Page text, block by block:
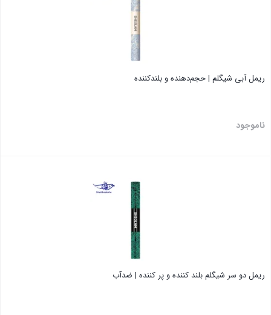
ریمل آبی شیگلم | حجم‌دهنده و بلندکننده
ناموجود
ریمل دو سر شیگلم بلند کننده و پر کننده | ضدآب